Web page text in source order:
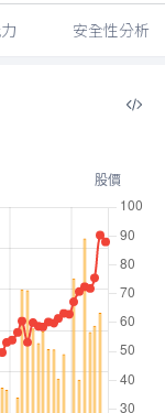
安全性分析